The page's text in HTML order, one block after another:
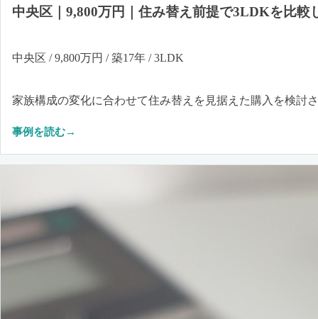
中央区｜9,800万円｜住み替え前提で3LDKを比
中央区 / 9,800万円 / 築17年 / 3LDK
家族構成の変化に合わせて住み替えを見据えた購入を検討
事例を読む